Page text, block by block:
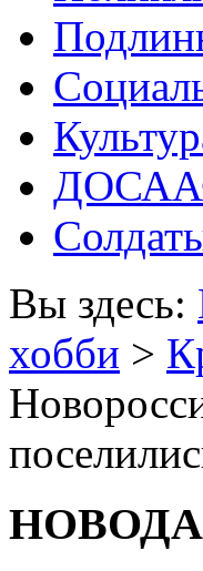
Вы здесь:
хобби >